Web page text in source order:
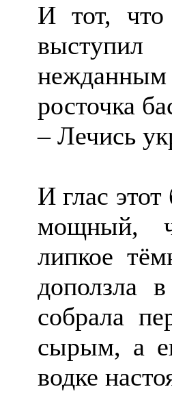
И тот,
росточка
– Лечись
И глас
мощный,
липкое
доползла
собрала
сырым, а
водке